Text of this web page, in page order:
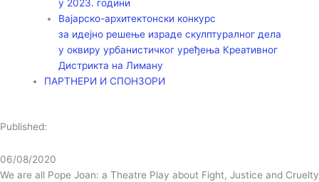
у 2023. години
Вајарско-архитектонски конкурс
за идејно решење израде скулптуралног дела
у оквиру урбанистичког уређења Креативног
Дистрикта на Лиману
ПАРТНЕРИ И СПОНЗОРИ
Published:
06/08/2020
We are all Pope Joan: a Theatre Play about Fight, Justice and Cruelty